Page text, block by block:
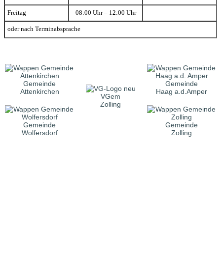
Freitag 08:00 Uhr – 12:00 Uhr
oder nach Terminabsprache
Gemeinde
Attenkirchen
VGem
Zolling
Gemeinde
Haag a.d.Amper
Gemeinde
Wolfersdorf
Gemeinde
Zolling